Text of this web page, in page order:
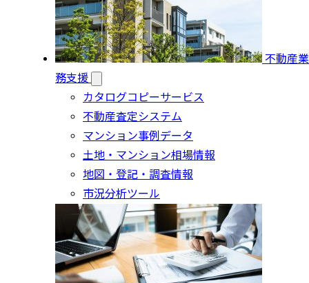
不動産業
務支援
カタログコピーサービス
不動産査定システム
マンション事例データ
土地・マンション相場情報
地図・登記・調査情報
市況分析ツール